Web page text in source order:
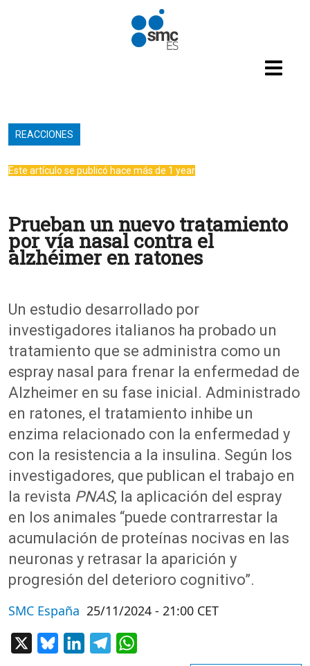
Pasar al contenido principal
REACCIONES
Este artículo se publicó hace más de 1 year
Prueban un nuevo tratamiento
por vía nasal contra el
alzhéimer en ratones
Un estudio desarrollado por
investigadores italianos ha probado un
tratamiento que se administra como un
espray nasal para frenar la enfermedad de
Alzheimer en su fase inicial. Administrado
en ratones, el tratamiento inhibe un
enzima relacionado con la enfermedad y
con la resistencia a la insulina. Según los
investigadores, que publican el trabajo en
la revista PNAS, la aplicación del espray
en los animales “puede contrarrestar la
acumulación de proteínas nocivas en las
neuronas y retrasar la aparición y
progresión del deterioro cognitivo”.
SMC España 25/11/2024 - 21:00 CET
BlueskyLinkedInTelegram